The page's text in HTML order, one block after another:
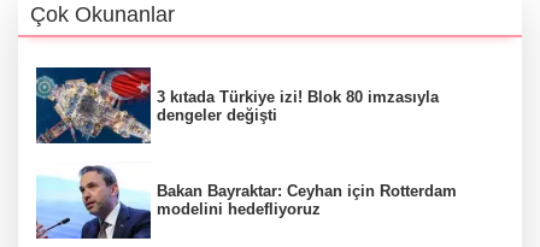
Çok Okunanlar
3 kıtada Türkiye izi! Blok 80 imzasıyla
dengeler değişti
Bakan Bayraktar: Ceyhan için Rotterdam
modelini hedefliyoruz